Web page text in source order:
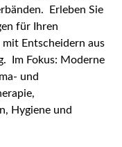
Erleben Sie
für Ihren
Entscheidern aus
Im Fokus: Moderne
und
Hygiene und